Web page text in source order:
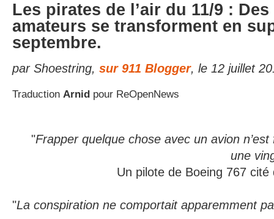
Les pirates de l’air du 11/9 :
amateurs se transforment en
septembre.
par Shoestring, sur 911 Blogger, le 12 juillet
Traduction Arnid pour ReOpenNews
"Frapper quelque chose avec un avion
une
Un pilote de Boeing 767
"La conspiration ne comportait apparemment